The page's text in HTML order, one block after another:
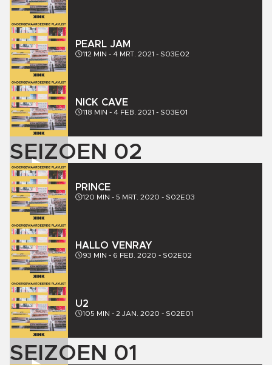
PEARL JAM
112 MIN - 4 MRT. 2021 - S03E02
NICK CAVE
118 MIN - 4 FEB. 2021 - S03E01
SEIZOEN 02
PRINCE
120 MIN - 5 MRT. 2020 - S02E03
HALLO VENRAY
93 MIN - 6 FEB. 2020 - S02E02
U2
105 MIN - 2 JAN. 2020 - S02E01
SEIZOEN 01